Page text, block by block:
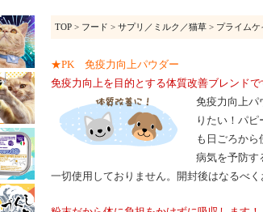
TOP > フード > サプリ／ミルク／猫草 > プライムケ
★PK 免疫力向上パウダー
免疫力向上を目的とする体質改善ブレンドで
免疫力向上パ
りたい！パ
も日ごろから
病気を予防す
一切使用しておりません。開封後はなるべく